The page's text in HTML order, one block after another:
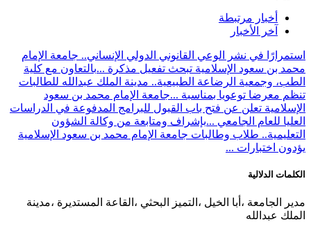
أخبار مرتبطة
آخر الأخبار
استمرارًا في نشر الوعي القانوني الدولي الإنساني.. جامعة الإمام
محمد بن سعود الإسلامية تبحث تفعيل مذكرة ...بالتعاون مع كلية
الطب، وجمعية الرضاعة الطبيعية.. مدينة الملك عبدالله للطالبات
تنظم معرضا توعويا بمناسبة ...جامعة الإمام محمد بن سعود
الإسلامية تعلن عن فتح باب القبول للبرامج المدفوعة في الدراسات
العليا للعام الجامعي ...بإشراف ومتابعة من وكالة الشؤون
التعليمية.. طلاب وطالبات جامعة الإمام محمد بن سعود الإسلامية
يؤدون اختبارات ...
الكلمات الدلالية
مدير الجامعة ،أبا الخيل ،التميز البحثي ،القاعة المستديرة ،مدينة
الملك عبدالله